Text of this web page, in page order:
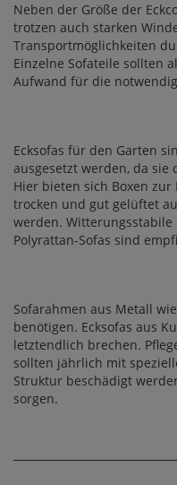
Neben der Größe der
trotzen auch starken
Transportmöglichkeiten
Einzelne Sofateile sollten
Aufwand für die
Ecksofas für den Garten
ausgesetzt werden, da
Hier bieten sich Boxen
trocken und gut gelüftet
werden.
Polyrattan-Sofas sind
Sofarahmen aus Metall
benötigen. Ecksofas aus
letztendlich brechen.
sollten jährlich mit
Struktur beschädigt
sorgen.